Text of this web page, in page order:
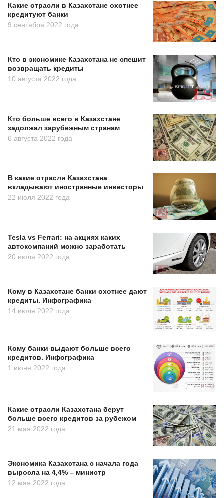
Какие отрасли в Казахстане охотнее
кредитуют банки
9 сентября 2022 года
Кто в экономике Казахстана не спешит
возвращать кредиты
10 августа 2022 года
Кто больше всего в Казахстане
задолжал зарубежным странам
6 августа 2022 года
В какие отрасли Казахстана
вкладывают иностранные инвесторы
22 июля 2022 года
Tesla vs Ferrari: на акциях каких
автокомпаний можно заработать
20 июля 2022 года
Кому в Казахстане банки охотнее дают
кредиты. Инфографика
14 июля 2022 года
Кому банки выдают больше всего
кредитов. Инфографика
1 июня 2022 года
Какие отрасли Казахстана берут
больше всего кредитов за рубежом
21 мая 2022 года
Экономика Казахстана с начала года
выросла на 4,4% – министр
12 мая 2022 года